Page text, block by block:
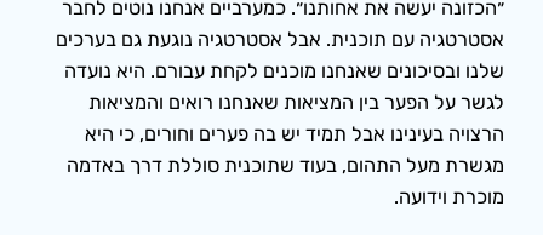
״הכזונה יעשה את אחותנו״. כמערביים אנחנו נוטים לחבר
אסטרטגיה עם תוכנית. אבל אסטרטגיה נוגעת גם בערכים
שלנו ובסיכונים שאנחנו מוכנים לקחת עבורם. היא נועדה
לגשר על הפער בין המציאות שאנחנו רואים והמציאות
הרצויה בעינינו אבל תמיד יש בה פערים וחורים, כי היא
מגשרת מעל התהום, בעוד שתוכנית סוללת דרך באדמה
מוכרת וידועה.